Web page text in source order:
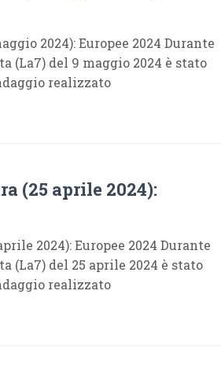
2024): Europee 2024 Durante
(La7) del 9 maggio 2024 è stato
realizzato
(25 aprile 2024):
2024): Europee 2024 Durante
(La7) del 25 aprile 2024 è stato
realizzato